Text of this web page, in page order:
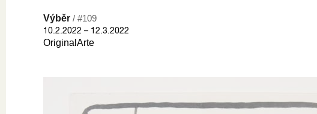
Výběr / #109
10.2.2022 – 12.3.2022
OriginalArte